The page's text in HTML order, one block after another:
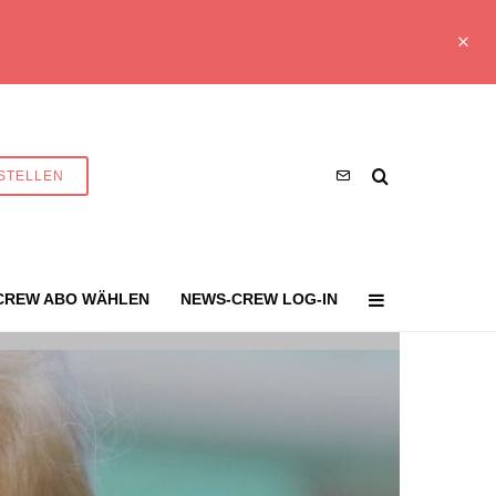
ABO WÄHLEN NEWS-CREW LOG-IN